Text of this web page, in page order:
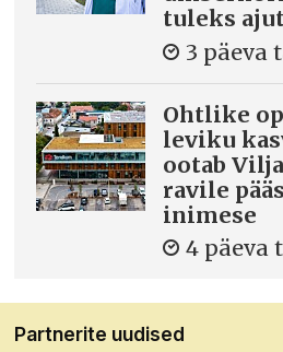
tuleks
3 päeva
Ohtlike
leviku
ootab
ravile
inimese
4 päeva
Partnerite uudised